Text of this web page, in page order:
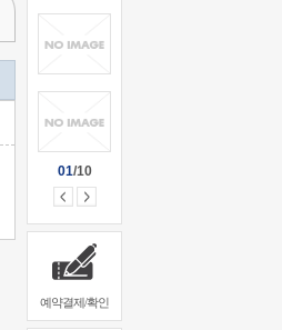
01/10
예약결제/확인